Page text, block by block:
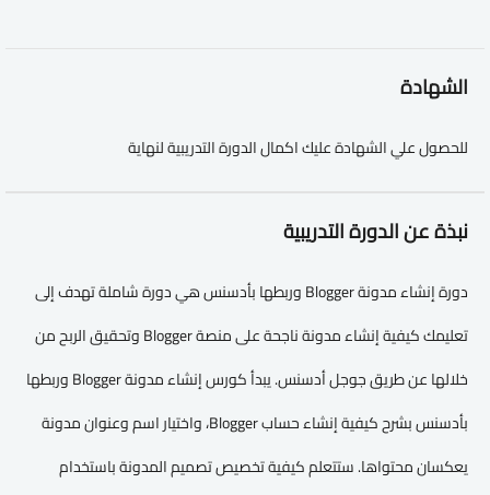
الشهادة
للحصول علي الشهادة عليك اكمال الدورة التدريبية لنهاية
نبذة عن الدورة التدريبية
دورة إنشاء مدونة Blogger وربطها بأدسنس هي دورة شاملة تهدف إلى
تعليمك كيفية إنشاء مدونة ناجحة على منصة Blogger وتحقيق الربح من
خلالها عن طريق جوجل أدسنس. يبدأ كورس إنشاء مدونة Blogger وربطها
بأدسنس بشرح كيفية إنشاء حساب Blogger، واختيار اسم وعنوان مدونة
يعكسان محتواها. ستتعلم كيفية تخصيص تصميم المدونة باستخدام